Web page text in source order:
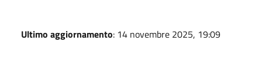
Ultimo aggiornamento: 14 novembre 2025, 19:09